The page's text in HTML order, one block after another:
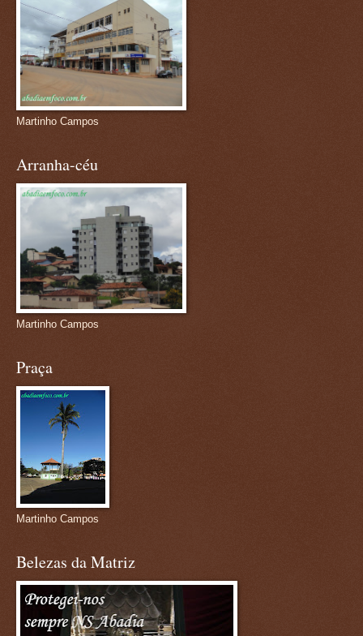
Martinho Campos
Arranha-céu
Martinho Campos
Praça
Martinho Campos
Belezas da Matriz